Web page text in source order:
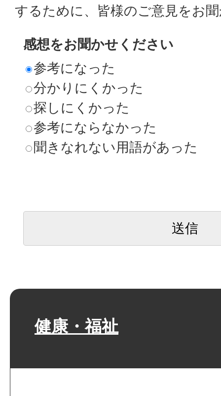
するために、皆様のご意見をお
感想をお聞かせください
参考になった
分かりにくかった
探しにくかった
参考にならなかった
聞きなれない用語があった
健康・福祉